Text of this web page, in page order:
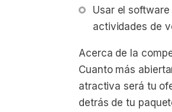
Usar el
actividades de
Acerca de la
Cuanto más
atractiva será tu
detrás de tu